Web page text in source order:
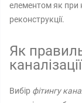
елементом як при
реконструкції.
Як
Вибір фітингу